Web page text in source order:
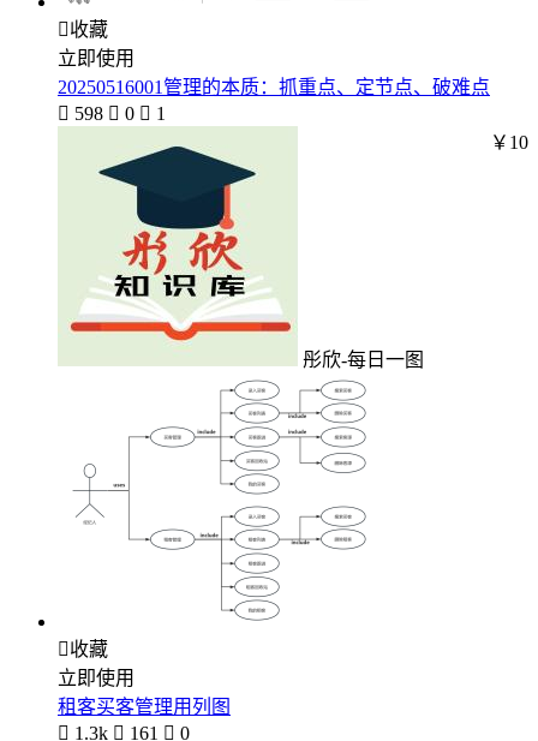
收藏
立即使用
20250516001管理的本质：抓重点、定节点、破难点
 598  0  1
彤欣-每日一图
￥10
收藏
立即使用
租客买客管理用列图
 1.3k  161  0